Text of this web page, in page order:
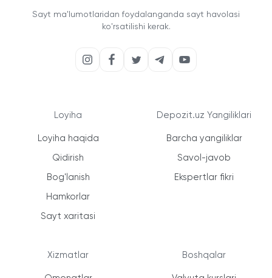
Sayt ma'lumotlaridan foydalanganda sayt havolasi
ko'rsatilishi kerak.
Loyiha
Loyiha haqida
Qidirish
Bog'lanish
Hamkorlar
Sayt xaritasi
Xizmatlar
Depozit.uz Yangiliklari
Barcha yangiliklar
Savol-javob
Ekspertlar fikri
Boshqalar